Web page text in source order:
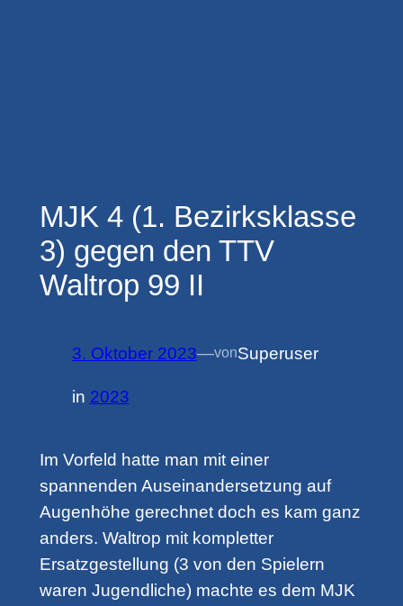
MJK 4 (1. Bezirksklasse
3) gegen den TTV
Waltrop 99 II
3. Oktober 2023—vonSuperuser
in 2023
Im Vorfeld hatte man mit einer
spannenden Auseinandersetzung auf
Augenhöhe gerechnet doch es kam ganz
anders. Waltrop mit kompletter
Ersatzgestellung (3 von den Spielern
waren Jugendliche) machte es dem MJK